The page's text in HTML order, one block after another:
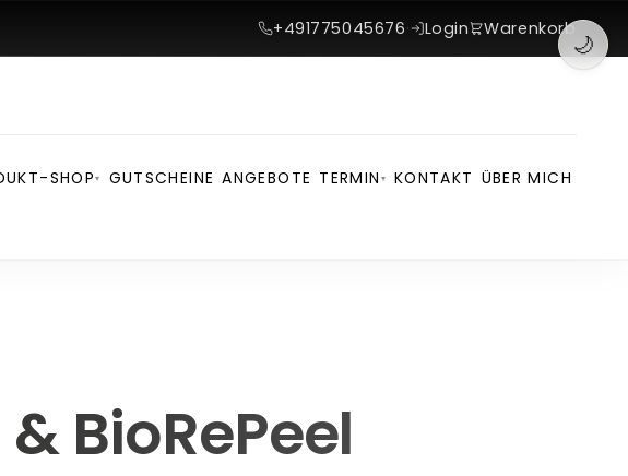
+491775045676· Login Warenkorb
SHOP▾ GUTSCHEINE ANGEBOTE TERMIN ▾ KONTAKT ÜBER MICH
BioRePeel
🌙